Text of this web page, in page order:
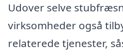
Udover selve
virksomheder også
relaterede tjenester,